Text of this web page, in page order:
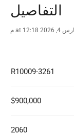
التفاصيل
R10009-3261
$900,000
2060